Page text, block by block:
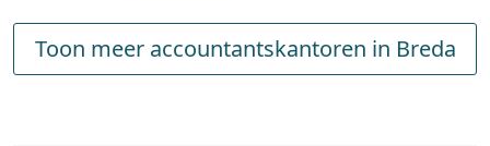
Toon meer accountantskantoren in Breda